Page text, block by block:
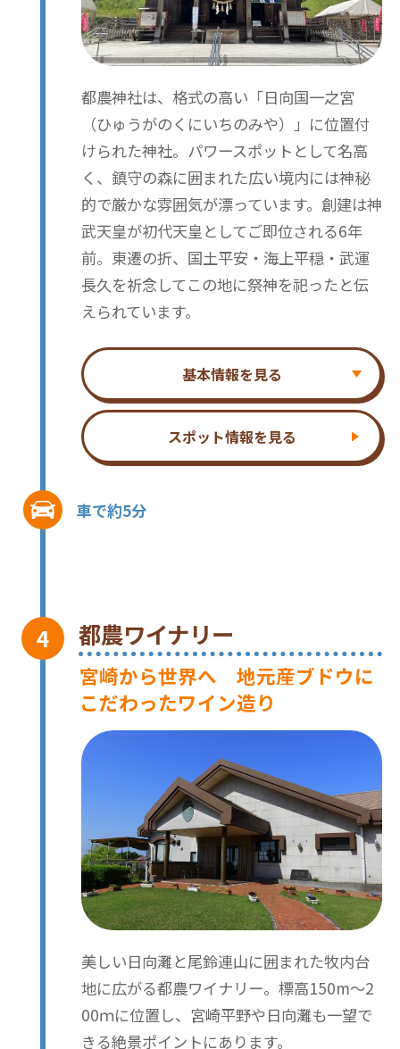
都農神社は、格式の高い「日向国一之宮
（ひゅうがのくにいちのみや）」に位置付
けられた神社。パワースポットとして名高
く、鎮守の森に囲まれた広い境内には神秘
的で厳かな雰囲気が漂っています。創建は神
武天皇が初代天皇としてご即位される6年
前。東遷の折、国土平安・海上平穏・武運
長久を祈念してこの地に祭神を祀ったと伝
えられています。
基本情報を見る
スポット情報を見る
車で約5分
都農ワイナリー
宮崎から世界へ 地元産ブドウに
こだわったワイン造り
美しい日向灘と尾鈴連山に囲まれた牧内台
地に広がる都農ワイナリー。標高150m～2
00ｍに位置し、宮崎平野や日向灘も一望で
きる絶景ポイントにあります。